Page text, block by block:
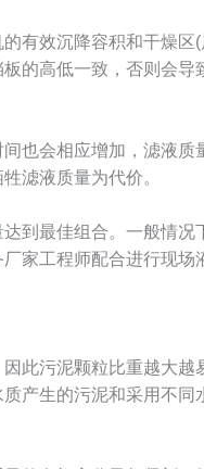
有效沉降容积和干燥
的高低一致，否则会
也会相应增加，滤液
滤液质量为代价。
到最佳组合。一般情
家工程师配合进行现场
此污泥颗粒比重越大
产生的污泥和采用不